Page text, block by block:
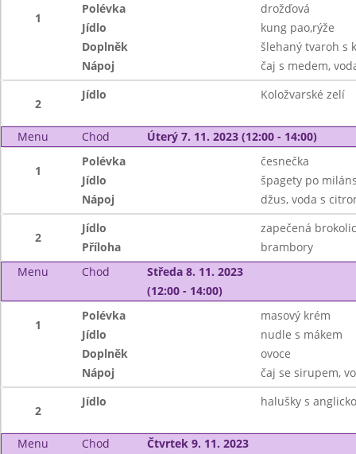
1
Polévka
drožďová
Jídlo
kung pao,rýže
Doplněk
šlehaný tvaroh s
Nápoj
čaj s medem,
2
Jídlo Koložvarské zelí
Menu Chod Úterý 7. 11. 2023 (12:00 - 14:00)
1
Polévka
česnečka
Jídlo
špagety po
Nápoj
džus, voda s
2
Jídlo
zapečená
Příloha
brambory
Menu
Chod
Středa 8. 11. 2023
(12:00 - 14:00)
1
Polévka
masový krém
Jídlo
nudle s mákem
Doplněk
ovoce
Nápoj
čaj se sirupem,
2
Jídlo halušky s
Menu Chod
Čtvrtek 9. 11. 2023